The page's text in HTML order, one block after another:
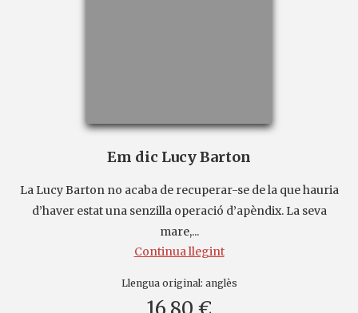
Em dic Lucy Barton
La Lucy Barton no acaba de recuperar-se de la que hauria
d’haver estat una senzilla operació d’apèndix. La seva
mare,...
Continua llegint
Llengua original: anglès